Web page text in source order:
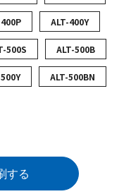
ALT-400Y
500S ALT-500B
ALT-500BN
する